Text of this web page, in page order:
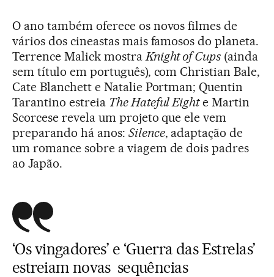
O ano também oferece os novos filmes de
vários dos cineastas mais famosos do planeta.
Terrence Malick mostra Knight of Cups (ainda
sem título em português), com Christian Bale,
Cate Blanchett e Natalie Portman; Quentin
Tarantino estreia The Hateful Eighte Martin
Scorcese revela um projeto que ele vem
preparando há anos: Silence, adaptação de
um romance sobre a viagem de dois padres
ao Japão.
‘Os vingadores’ e ‘Guerra das Estrelas’
estreiam novas sequências